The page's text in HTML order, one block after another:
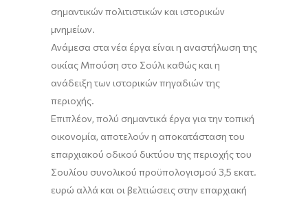
σημαντικών πολιτιστικών και ιστορικών
μνημείων.
Ανάμεσα στα νέα έργα είναι η αναστήλωση της
οικίας Μπούση στο Σούλι καθώς και η
ανάδειξη των ιστορικών πηγαδιών της
περιοχής.
Επιπλέον, πολύ σημαντικά έργα για την τοπική
οικονομία, αποτελούν η αποκατάσταση του
επαρχιακού οδικού δικτύου της περιοχής του
Σουλίου συνολικού προϋπολογισμού 3,5 εκατ.
ευρώ αλλά και οι βελτιώσεις στην επαρχιακή